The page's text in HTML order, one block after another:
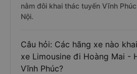
nằm đôi khai thác tuyến Vĩnh
Nội.
Câu hỏi: Các hãng xe nào
xe Limousine đi Hoàng Mai -
Vĩnh Phúc?